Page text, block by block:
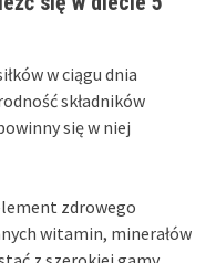
w ciągu dnia
składników
się w niej
zdrowego
witamin, minerałów